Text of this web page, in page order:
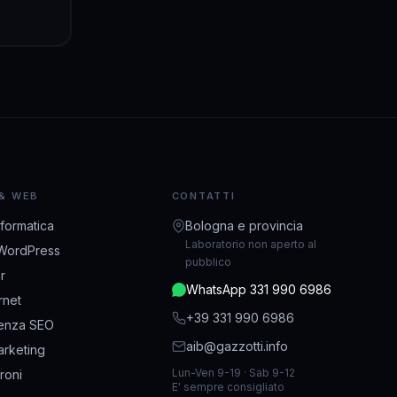
WEB
SEO
CONTATTI
Bologna e provincia
Laboratorio non aperto al
pubblico
WhatsApp 331 990 6986
+39 331 990 6986
aib@gazzotti.info
Lun-Ven 9-19 · Sab 9-12
E' sempre consigliato